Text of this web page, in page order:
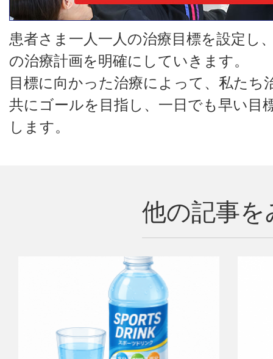
患者さま一人一人の治療目標を設定し
の治療計画を明確にしていきます。
目標に向かった治療によって、私たち
共にゴールを目指し、一日でも早い目
します。
他の記事を